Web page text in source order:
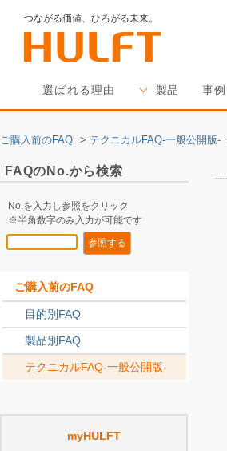
つながる価値、ひろがる未来。
選ばれる理由 製品 事例
ご購入前のFAQ > テクニカルFAQ-一般公開版-
FAQのNo.から検索
No.を入力し参照をクリック
※半角数字のみ入力が可能です
ご購入前のFAQ
目的別FAQ
製品別FAQ
テクニカルFAQ-一般公開版-
myHULFT